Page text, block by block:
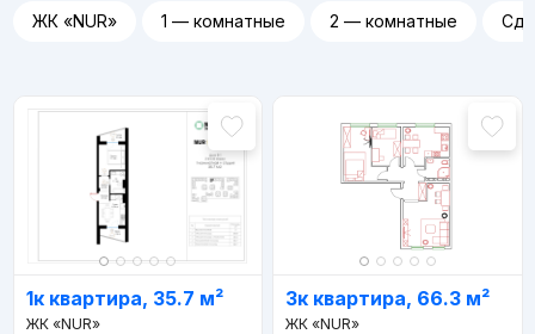
ЖК «NUR» 1 — комнатные 2 — комнатные
1к квартира, 35.7 м²
ЖК «NUR»
3к квартира, 66.3 м²
ЖК «NUR»